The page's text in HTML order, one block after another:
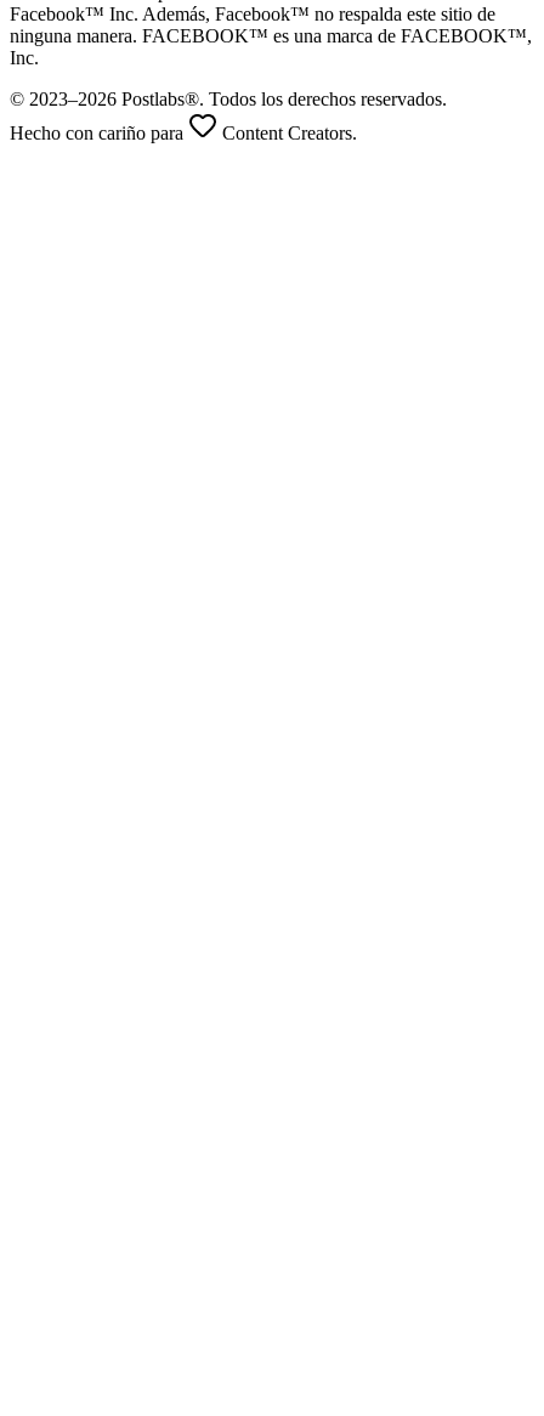
Facebook™ Inc. Además, Facebook™ no respalda este sitio de
ninguna manera. FACEBOOK™ es una marca de FACEBOOK™,
Inc.
© 2023–2026 Postlabs®. Todos los derechos reservados.
Hecho con cariño para
Content Creators.